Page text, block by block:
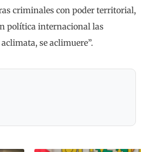
criminales con poder territorial,
política internacional las
se aclimuere”.